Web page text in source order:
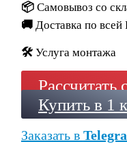
📦 Самовывоз со
🚚 Доставка по всей
🛠️ Услуга монтажа
Рассчитать
Купить в 1
Заказать в